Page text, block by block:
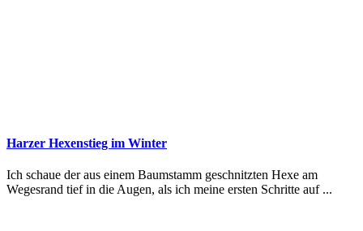
Harzer Hexenstieg im Winter
Ich schaue der aus einem Baumstamm geschnitzten Hexe am
Wegesrand tief in die Augen, als ich meine ersten Schritte auf ...